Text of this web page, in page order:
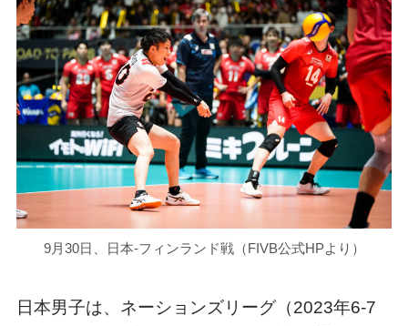
9月30日、日本-フィンランド戦（FIVB公式HPより）
日本男子は、ネーションズリーグ（2023年6-7